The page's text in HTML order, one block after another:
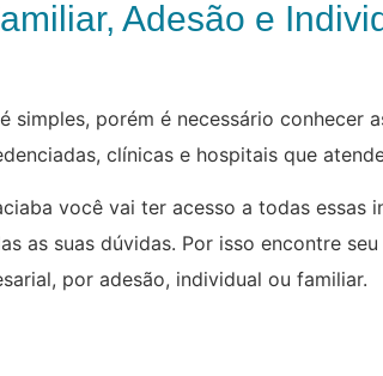
Adesão e
simples, porém é necessário conhecer
clínicas e hospitais que
você vai ter acesso a todas essas
as suas dúvidas. Por isso encontre
por adesão, individual ou familiar.